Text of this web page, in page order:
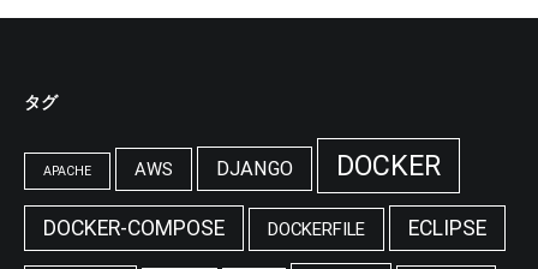
タグ
APACHE AWS DJANGO DOCKER
DOCKER-COMPOSE DOCKERFILE ECLIPSE